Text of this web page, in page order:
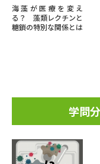
海藻が医療を変え
る？ 藻類レクチンと
糖鎖の特別な関係とは
学問